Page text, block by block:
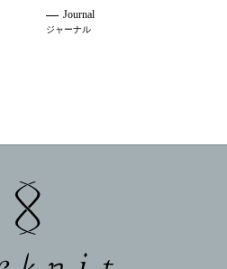
Journal
ジャーナル